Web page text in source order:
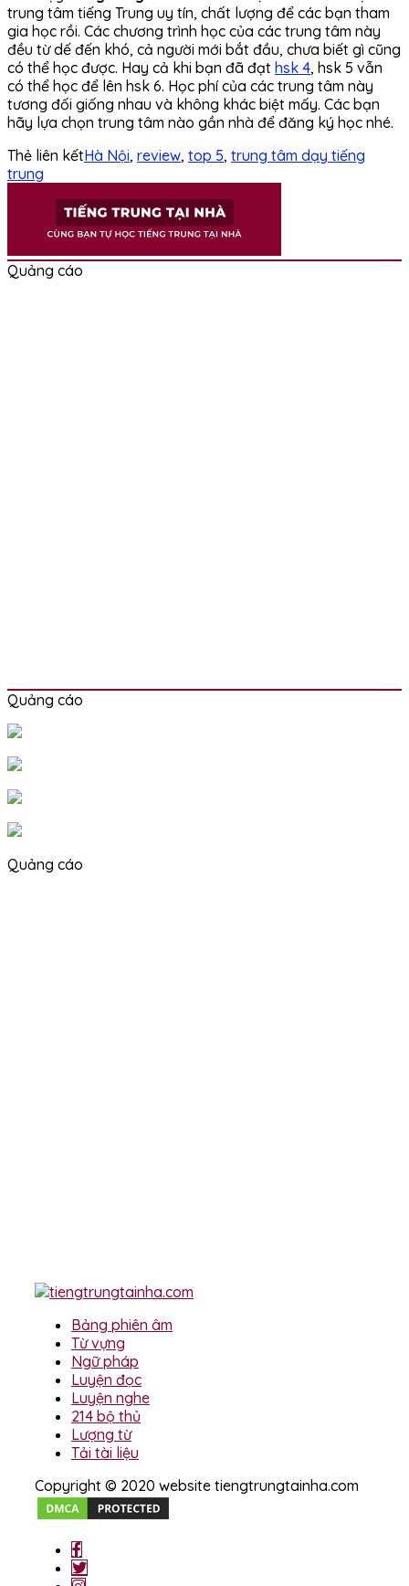
trung tâm tiếng Trung uy tín, chất lượng để các bạn tham
gia học rồi. Các chương trình học của các trung tâm này
đều từ dế đến khó, cả người mới bắt đầu, chưa biết gì cũng
có thể học được. Hay cả khi bạn đã đạt hsk 4, hsk 5 vẫn
có thể học để lên hsk 6. Học phí của các trung tâm này
tương đối giống nhau và không khác biệt mấy. Các bạn
hãy lựa chọn trung tâm nào gần nhà để đăng ký học nhé.
Thẻ liên kếtHà Nội, review, top 5, trung tâm dạy tiếng
trung
Quảng cáo
Quảng cáo
Quảng cáo
Bảng phiên âm
Từ vựng
Ngữ pháp
Luyện đọc
Luyện nghe
214 bộ thủ
Lượng từ
Tải tài liệu
Copyright © 2020 website tiengtrungtainha.com